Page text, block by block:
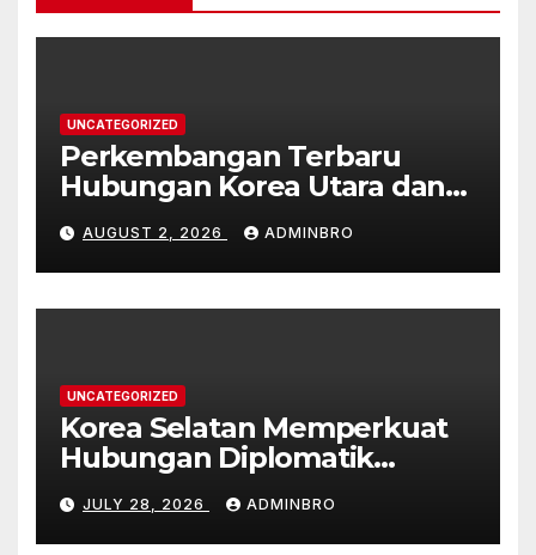
UNCATEGORIZED
Perkembangan Terbaru
Hubungan Korea Utara dan
AUGUST 2, 2026 ADMINBRO
UNCATEGORIZED
Korea Selatan Memperkuat
Hubungan Diplomatik
JULY 28, 2026 ADMINBRO